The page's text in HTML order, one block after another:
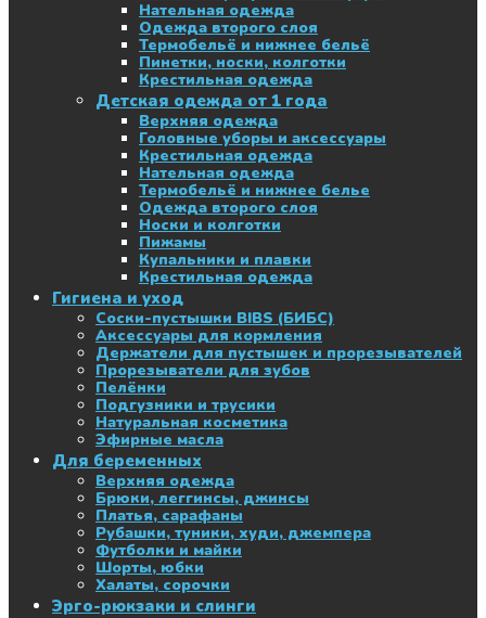
Нательная одежда
Одежда второго слоя
Термобельё и нижнее бельё
Пинетки, носки, колготки
Крестильная одежда
Детская одежда от 1 года
Верхняя одежда
Головные уборы и аксессуары
Крестильная одежда
Нательная одежда
Термобельё и нижнее белье
Одежда второго слоя
Носки и колготки
Пижамы
Купальники и плавки
Крестильная одежда
Гигиена и уход
Соски-пустышки BIBS (БИБС)
Аксессуары для кормления
Держатели для пустышек и прорезывателей
Прорезыватели для зубов
Пелёнки
Подгузники и трусики
Натуральная косметика
Эфирные масла
Для беременных
Верхняя одежда
Брюки, леггинсы, джинсы
Платья, сарафаны
Рубашки, туники, худи, джемпера
Футболки и майки
Шорты, юбки
Халаты, сорочки
Эрго-рюкзаки и слинги